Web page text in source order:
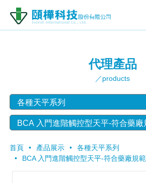
代理產品
／products
首頁 產品展示
各種天平系列
BCA 入門進階觸控型天平-符合藥廠規範